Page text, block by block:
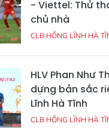
- Viettel: Thử
chủ nhà
CLB HỒNG LĨNH HÀ
HLV Phan Như
dựng bản sắc
Lĩnh Hà Tĩnh
CLB HỒNG LĨNH HÀ